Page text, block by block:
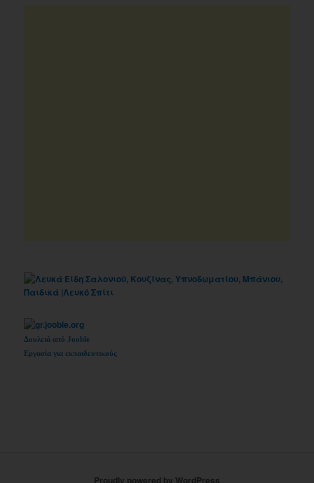
Δουλειά από Jooble
Εργασία για εκπαιδευτικούς
Proudly powered by WordPress